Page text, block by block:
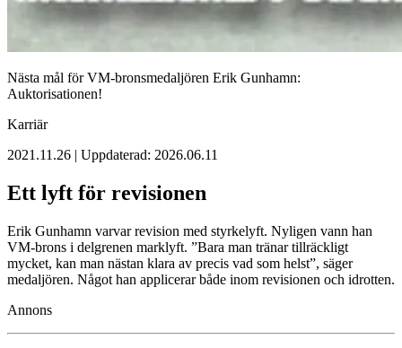
Nästa mål för VM-bronsmedaljören Erik Gunhamn:
Auktorisationen!
Karriär
2021.11.26 | Uppdaterad: 2026.06.11
Ett lyft för revisionen
Erik Gunhamn varvar revision med styrkelyft. Nyligen vann han
VM-brons i delgrenen marklyft. ”Bara man tränar tillräckligt
mycket, kan man nästan klara av precis vad som helst”, säger
medaljören. Något han applicerar både inom revisionen och idrotten.
Annons